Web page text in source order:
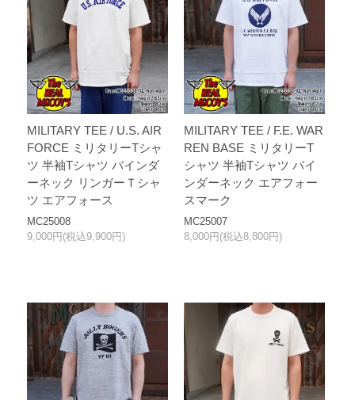
MILITARY TEE / U.S. AIR
FORCE ミリタリーTシャ
ツ 半袖Tシャツ バインダ
ーネック リンガーＴシャ
ツ エアフォース
MC25008
9,000円(税込9,900円)
MILITARY TEE / F.E. WAR
REN BASE ミリタリーT
シャツ 半袖Tシャツ バイ
ンダーネック エアフォー
スマーク
MC25007
8,000円(税込8,800円)